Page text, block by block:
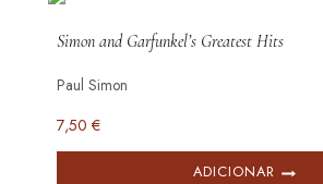
Simon and Garfunkel’s Greatest Hits
Paul Simon
7,50 €
ADICIONAR